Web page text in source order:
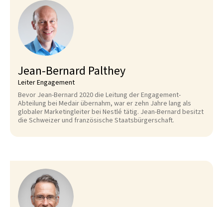
Jean-Bernard Palthey
Leiter Engagement
Bevor Jean-Bernard 2020 die Leitung der Engagement-
Abteilung bei Medair übernahm, war er zehn Jahre lang als
globaler Marketingleiter bei Nestlé tätig. Jean-Bernard besitzt
die Schweizer und französische Staatsbürgerschaft.